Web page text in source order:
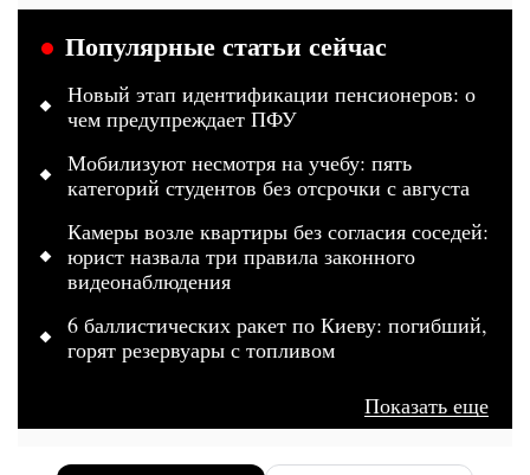
Популярные статьи сейчас
Новый этап идентификации пенсионеров: о
чем предупреждает ПФУ
Мобилизуют несмотря на учебу: пять
категорий студентов без отсрочки с августа
Камеры возле квартиры без согласия соседей:
юрист назвала три правила законного
видеонаблюдения
6 баллистических ракет по Киеву: погибший,
горят резервуары с топливом
Показать еще